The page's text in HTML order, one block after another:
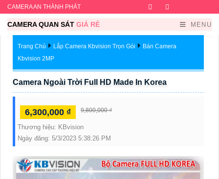
CAMERA AN THÀNH PHÁT Facebook
CAMERA QUAN SÁT GIÁ RẺ MENU
Trang Chủ Lắp Camera Kbvision Trọn Gói
Bán Camera
Kbvision 2MP
Camera Ngoài Trời Full HD Made In Korea
6,300,000 ₫ 9,800,000 ₫
Thương hiệu: KBvision
Ngày đăng: 5/3/2023 5:38:26 PM